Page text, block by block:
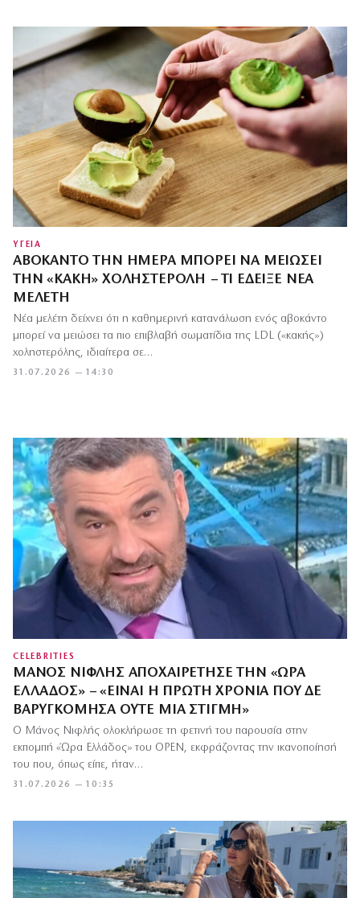
ΥΓΕΙΑ
ΑΒΟΚΆΝΤΟ ΤΗΝ ΗΜΈΡΑ ΜΠΟΡΕΊ ΝΑ ΜΕΙΏΣΕΙ
ΤΗΝ «ΚΑΚΉ» ΧΟΛΗΣΤΕΡΌΛΗ – ΤΙ ΈΔΕΙΞΕ ΝΈΑ
ΜΕΛΈΤΗ
31.07.2026 — 14:30
Νέα μελέτη δείχνει ότι η καθημερινή κατανάλωση ενός αβοκάντο
μπορεί να μειώσει τα πιο επιβλαβή σωματίδια της LDL («κακής»)
χοληστερόλης, ιδιαίτερα σε…
CELEBRITIES
ΜΆΝΟΣ ΝΙΦΛΉΣ ΑΠΟΧΑΙΡΈΤΗΣΕ ΤΗΝ «ΏΡΑ
ΕΛΛΆΔΟΣ» – «ΕΊΝΑΙ Η ΠΡΏΤΗ ΧΡΟΝΙΆ ΠΟΥ ΔΕ
ΒΑΡΥΓΚΌΜΗΣΑ ΟΎΤΕ ΜΙΑ ΣΤΙΓΜΉ»
31.07.2026 — 10:35
Ο Μάνος Νιφλής ολοκλήρωσε τη φετινή του παρουσία στην
εκπομπή «Ώρα Ελλάδος» του OPEN, εκφράζοντας την ικανοποίησή
του που, όπως είπε, ήταν…